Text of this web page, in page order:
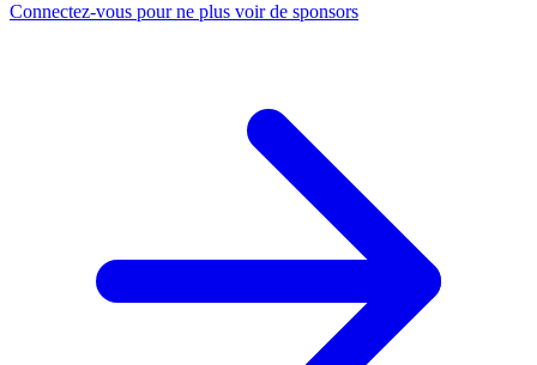
Connectez-vous pour ne plus voir de sponsors